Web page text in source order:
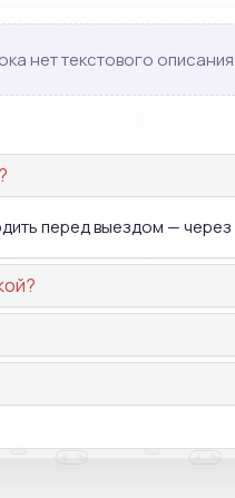
нет текстового
перед выездом —